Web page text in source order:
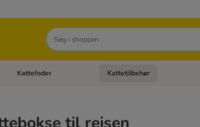
Søg
Åben kategori menu: Hundetilbehør
Kattefoder Åben kategori menu: Kattefoder
Kattetilbehør